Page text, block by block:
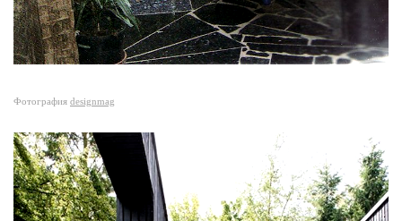
Фотография designmag